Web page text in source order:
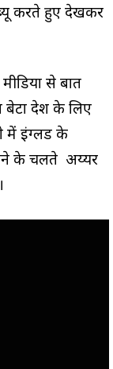
करते हुए देखकर
से बात
बेटा देश के लिए
में इंग्लैंड के
के चलते अय्यर